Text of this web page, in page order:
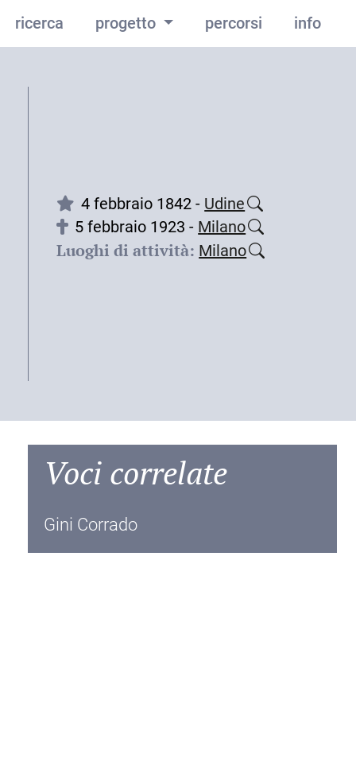
ricerca progetto percorsi info
4 febbraio 1842 - Udine
5 febbraio 1923 - Milano
Luoghi di attività: Milano
Voci correlate
Gini Corrado